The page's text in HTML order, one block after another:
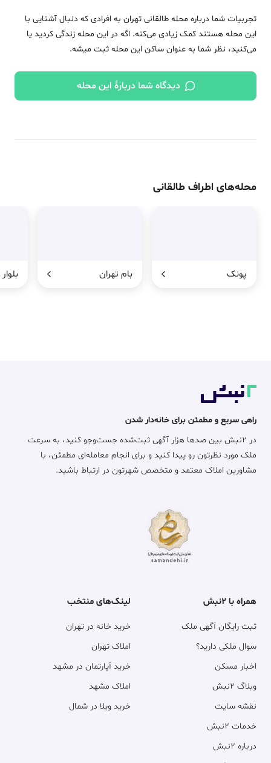
تجربیات شما درباره محله طالقانی تهران به افرادی که دنبال آشنایی با
این محله هستند کمک زیادی می‌کنه. اگه در این محله زندگی کردید یا
می‌کنید، نظر شما به عنوان ساکن این محله ثبت میشه.
دیدگاه شما دربارهٔ این محله
محله‌های اطراف طالقانی
پونک بام تهران
راهی سریع و مطمئن برای خانه‌دار شدن
در ۲نبش بین صدها هزار آگهی ثبت‌شده جست‌وجو کنید، به سرعت
ملک مورد نظرتون رو پیدا کنید و برای انجام معامله‌ای مطمئن، با
مشاورین املاک معتمد و متخصص شهرتون در ارتباط باشید.
همراه با ۲نبش
ثبت رایگان آگهی ملک
سوال ملکی دارید؟
اخبار مسکن
وبلاگ ۲نبش
نقشه سایت
خدمات ۲نبش
درباره ۲نبش
لینک‌های منتخب
خرید خانه در تهران
املاک تهران
خرید آپارتمان در مشهد
املاک مشهد
خرید ویلا در شمال